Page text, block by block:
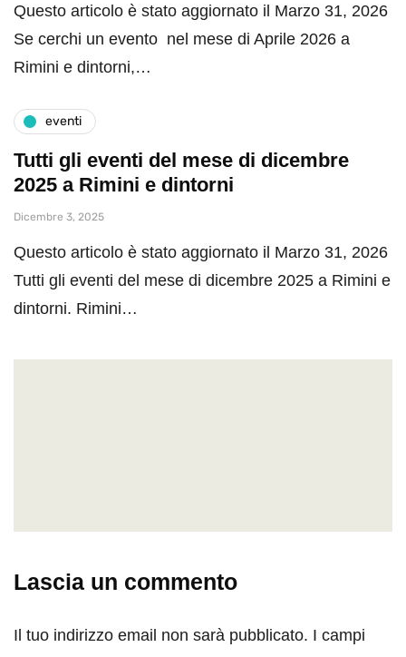
Questo articolo è stato aggiornato il Marzo 31, 2026
Se cerchi un evento nel mese di Aprile 2026 a
Rimini e dintorni,…
eventi
Tutti gli eventi del mese di dicembre
2025 a Rimini e dintorni
Dicembre 3, 2025
Questo articolo è stato aggiornato il Marzo 31, 2026
Tutti gli eventi del mese di dicembre 2025 a Rimini e
dintorni. Rimini…
Lascia un commento
Il tuo indirizzo email non sarà pubblicato. I campi